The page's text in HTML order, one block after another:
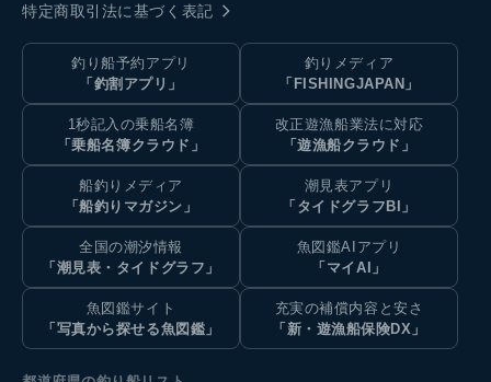
特定商取引法に基づく表記
釣り船予約アプリ
「釣割アプリ」
釣りメディア
「FISHINGJAPAN」
1秒記入の乗船名簿
「乗船名簿クラウド」
改正遊漁船業法に対応
「遊漁船クラウド」
船釣りメディア
「船釣りマガジン」
潮見表アプリ
「タイドグラフBI」
全国の潮汐情報
「潮見表・タイドグラフ」
魚図鑑AIアプリ
「マイAI」
魚図鑑サイト
「写真から探せる魚図鑑」
充実の補償内容と安さ
「新・遊漁船保険DX」